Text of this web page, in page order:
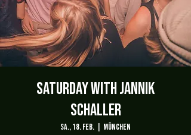
Saturday with Jannik
Schaller
Sa., 18. Feb. München